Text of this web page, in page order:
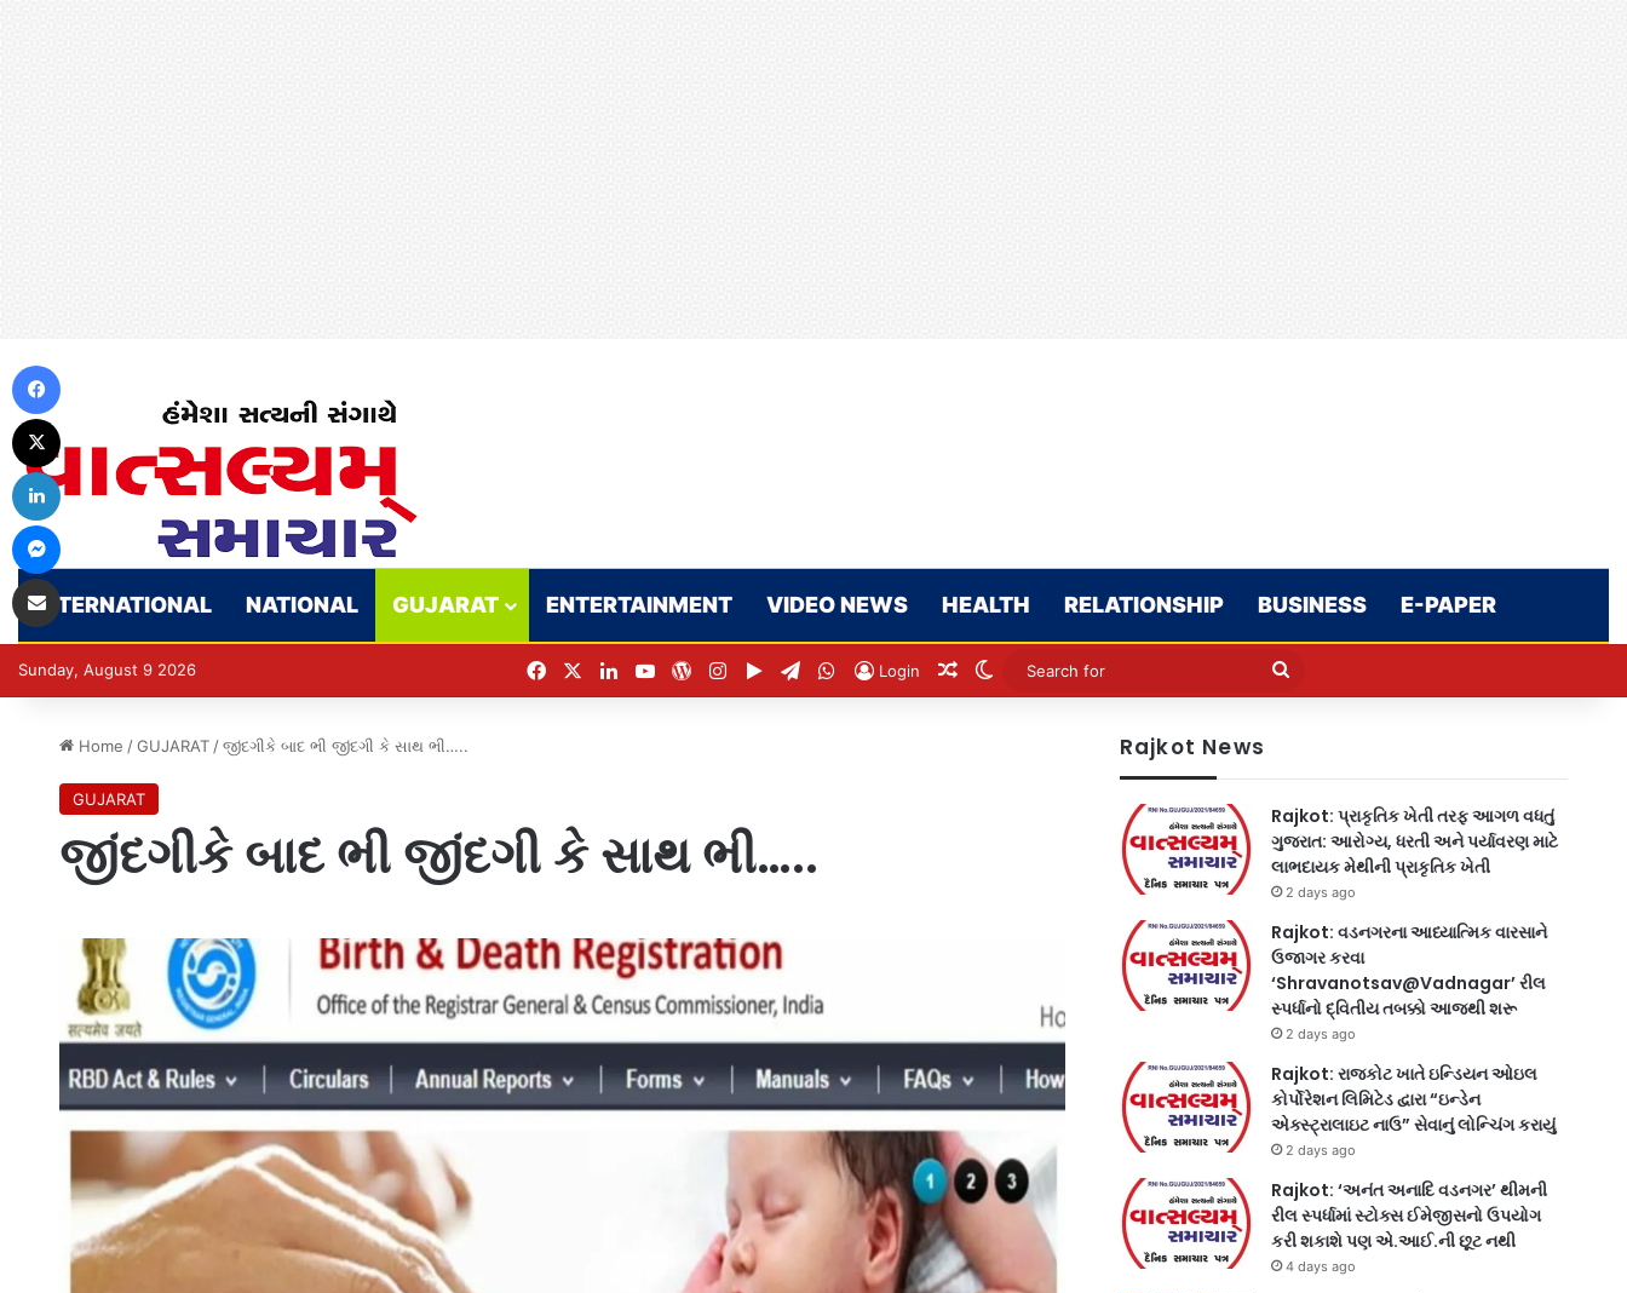
INTERNATIONAL NATIONAL GUJARAT ENTERTAINMENT VIDEO NEWS HEALTH RELATIONSHIP BUSINESS E-PAPER
Sunday, August 9 2026 FacebookLinkedInYouTubeWordPress
Instagram
Google Play
TelegramWhatsApp
Login Random Article
Switch skin
Search
Home / GUJARAT / જીંદગીકે બાદ ભી જીંદગી કે સાથ ભી…..
GUJARAT
જીંદગીકે બાદ ભી જીંદગી કે સાથ ભી…..
Rajkot News
Rajkot: પ્રાકૃતિક ખેતી તરફ આગળ વધતું
ગુજરાત: આરોગ્ય, ધરતી અને પર્યાવરણ માટે
લાભદાયક મેથીની પ્રાકૃતિક ખેતી
2 days ago
Rajkot: વડનગરના આધ્યાત્મિક વારસાને
ઉજાગર કરવા
‘Shravanotsav@Vadnagar’ રીલ
સ્પર્ધાનો દ્વિતીય તબક્કો આજથી શરૂ
2 days ago
Rajkot: રાજકોટ ખાતે ઇન્ડિયન ઓઇલ
કોર્પોરેશન લિમિટેડ દ્વારા “ઇન્ડેન
એક્સ્ટ્રાલાઇટ નાઉ” સેવાનું લોન્ચિંગ કરાયું
2 days ago
Rajkot: ‘અનંત અનાદિ વડનગર’ થીમની
રીલ સ્પર્ધામાં સ્ટોક્સ ઈમેજીસનો ઉપયોગ
કરી શકાશે પણ એ.આઈ.ની છૂટ નથી
4 days ago
LinkedIn